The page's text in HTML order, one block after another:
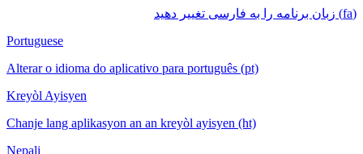
(fa) زبان برنامه را به فارسی تغییر دهید
Portuguese
Alterar o idioma do aplicativo para português (pt)
Kreyòl Ayisyen
Chanje lang aplikasyon an an kreyòl ayisyen (ht)
Nepali